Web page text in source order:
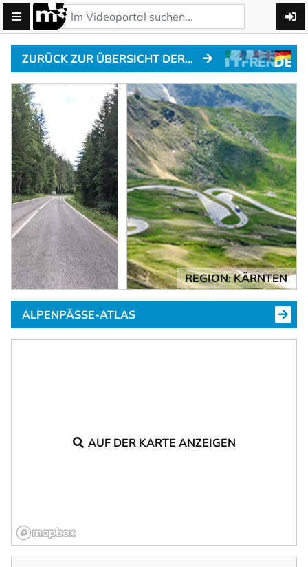
ZURÜCK ZUR ÜBERSICHT DER ALPENPÄSSE
REGION: KÄRNTEN
ALPENPÄSSE-ATLAS
AUF DER KARTE ANZEIGEN